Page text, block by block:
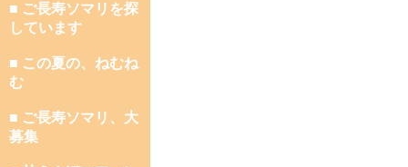
■ ご長寿ソマリを探
しています
■ この夏の、ねむね
む
■ ご長寿ソマリ、大
募集